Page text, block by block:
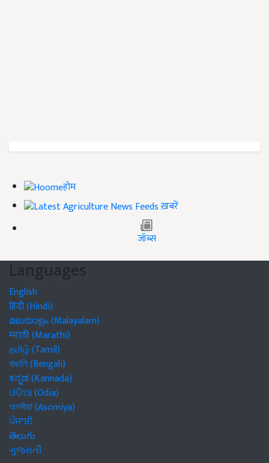
होम
ख़बरें
जॉब्स
Languages
English
हिंदी (Hindi)
മലയാളം (Malayalam)
मराठी (Marathi)
தமிழ் (Tamil)
বাঙালি (Bengali)
ಕನ್ನಡ (Kannada)
ଓଡିଆ (Odia)
অসমীয়া (Asomiya)
ਪੰਜਾਬੀ
తెలుగు
ગુજરાતી